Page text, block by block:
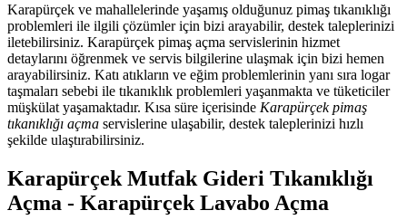
Karapürçek ve mahallelerinde yaşamış olduğunuz pimaş tıkanıklığı
problemleri ile ilgili çözümler için bizi arayabilir, destek taleplerinizi
iletebilirsiniz. Karapürçek pimaş açma servislerinin hizmet
detaylarını öğrenmek ve servis bilgilerine ulaşmak için bizi hemen
arayabilirsiniz. Katı atıkların ve eğim problemlerinin yanı sıra logar
taşmaları sebebi ile tıkanıklık problemleri yaşanmakta ve tüketiciler
müşkülat yaşamaktadır. Kısa süre içerisinde Karapürçek pimaş
tıkanıklığı açma servislerine ulaşabilir, destek taleplerinizi hızlı
şekilde ulaştırabilirsiniz.
Karapürçek Mutfak Gideri Tıkanıklığı
Açma - Karapürçek Lavabo Açma